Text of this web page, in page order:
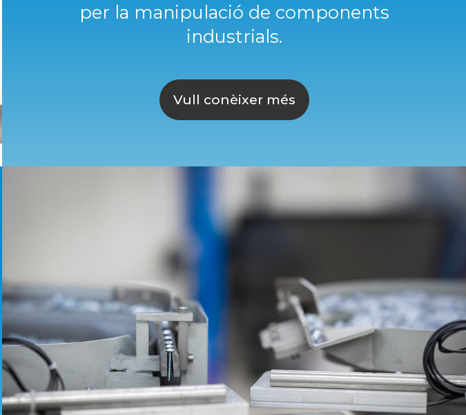
per la manipulació de components
industrials.
Vull conèixer més